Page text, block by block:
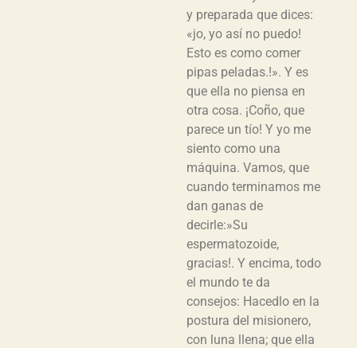
y preparada que dices:
«jo, yo así no puedo!
Esto es como comer
pipas peladas.!». Y es
que ella no piensa en
otra cosa. ¡Coño, que
parece un tío! Y yo me
siento como una
máquina. Vamos, que
cuando terminamos me
dan ganas de
decirle:»Su
espermatozoide,
gracias!. Y encima, todo
el mundo te da
consejos: Hacedlo en la
postura del misionero,
con luna llena; que ella